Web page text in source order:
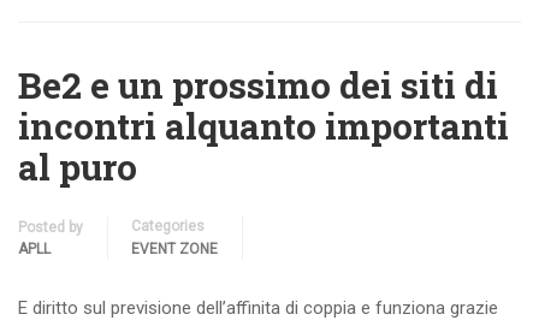
Be2 e un prossimo dei siti di
incontri alquanto importanti
al puro
Posted by
APLL
Categories
EVENT ZONE
E diritto sul previsione dell’affinita di coppia e funziona grazie